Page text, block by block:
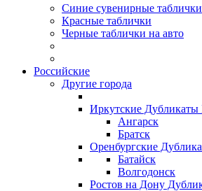
Синие сувенирные таблички
Красные таблички
Черные таблички на авто
Российские
Другие города
Иркутские Дубликаты
Ангарск
Братск
Оренбургские
Батайск
Волгодонск
Ростов на Дону